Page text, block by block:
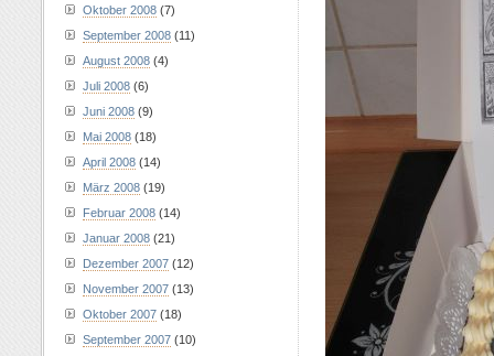
Oktober 2008 (7)
September 2008 (11)
August 2008 (4)
Juli 2008 (6)
Juni 2008 (9)
Mai 2008 (18)
April 2008 (14)
März 2008 (19)
Februar 2008 (14)
Januar 2008 (21)
Dezember 2007 (12)
November 2007 (13)
Oktober 2007 (18)
September 2007 (10)